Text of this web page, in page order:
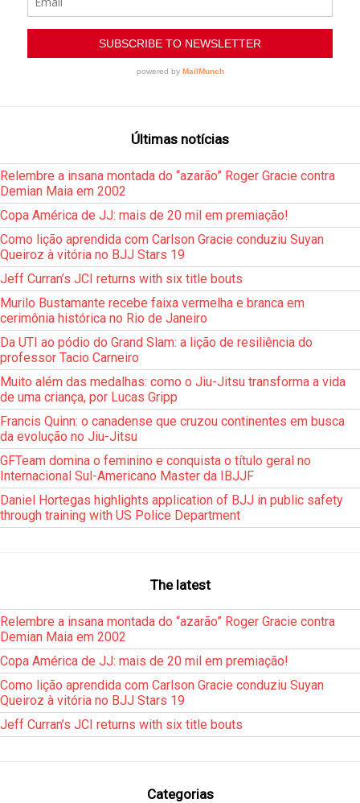
Últimas notícias
Relembre a insana montada do “azarão” Roger Gracie contra
Demian Maia em 2002
Copa América de JJ: mais de 20 mil em premiação!
Como lição aprendida com Carlson Gracie conduziu Suyan
Queiroz à vitória no BJJ Stars 19
Jeff Curran’s JCI returns with six title bouts
Murilo Bustamante recebe faixa vermelha e branca em
cerimônia histórica no Rio de Janeiro
Da UTI ao pódio do Grand Slam: a lição de resiliência do
professor Tacio Carneiro
Muito além das medalhas: como o Jiu-Jitsu transforma a vida
de uma criança, por Lucas Gripp
Francis Quinn: o canadense que cruzou continentes em busca
da evolução no Jiu-Jitsu
GFTeam domina o feminino e conquista o título geral no
Internacional Sul-Americano Master da IBJJF
Daniel Hortegas highlights application of BJJ in public safety
through training with US Police Department
The latest
Relembre a insana montada do “azarão” Roger Gracie contra
Demian Maia em 2002
Copa América de JJ: mais de 20 mil em premiação!
Como lição aprendida com Carlson Gracie conduziu Suyan
Queiroz à vitória no BJJ Stars 19
Jeff Curran’s JCI returns with six title bouts
Categorias